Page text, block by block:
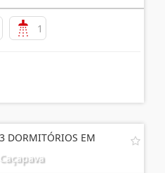
1
DORMITÓRIOS EM